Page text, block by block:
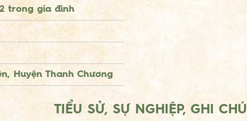
trong gia đình
Huyện Thanh Chương
TIỂU SỬ, SỰ NGHIỆP, GHI CHÚ